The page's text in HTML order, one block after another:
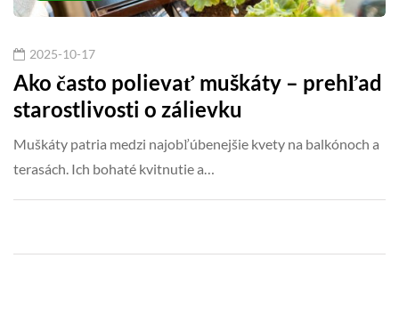
2025-10-17
Ako často polievať muškáty – prehľad
starostlivosti o zálievku
Muškáty patria medzi najobľúbenejšie kvety na balkónoch a
terasách. Ich bohaté kvitnutie a…